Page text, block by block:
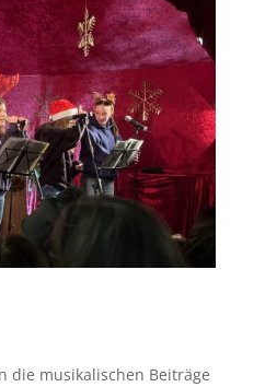
die musikalischen Beiträge